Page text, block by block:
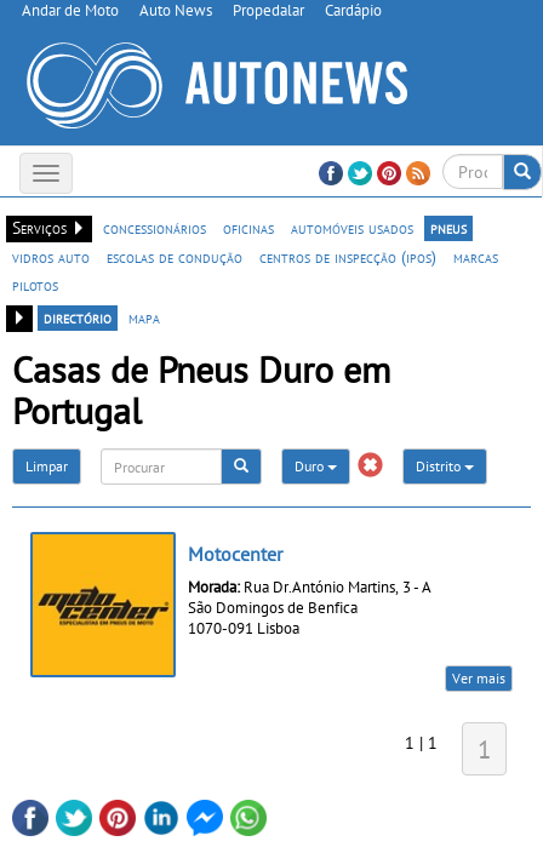
Andar de Moto Auto News Propedalar Cardápio
Toggle
navigation
Serviços
concessionários oficinas automóveis usados
pneus
vidros auto
escolas de condução centros de inspecção (ipos)
marcas
pilotos
directório
mapa
Casas de Pneus Duro em
Portugal
Limpar Duro Distrito
Motocenter
Morada: Rua Dr.António Martins, 3 - A
São Domingos de Benfica
1070-091 Lisboa
Ver mais
1 | 1 1